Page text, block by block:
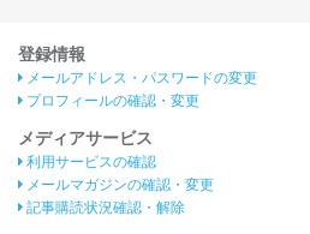
登録情報
メールアドレス・パスワードの変更
プロフィールの確認・変更
メディアサービス
利用サービスの確認
メールマガジンの確認・変更
記事購読状況確認・解除